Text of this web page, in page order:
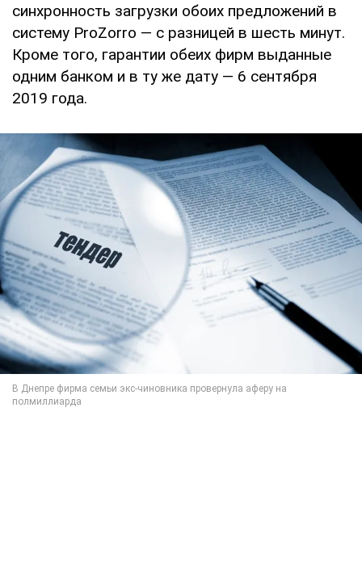
синхронность загрузки обоих предложений в
систему ProZorro — с разницей в шесть минут.
Кроме того, гарантии обеих фирм выданные
одним банком и в ту же дату — 6 сентября
2019 года.